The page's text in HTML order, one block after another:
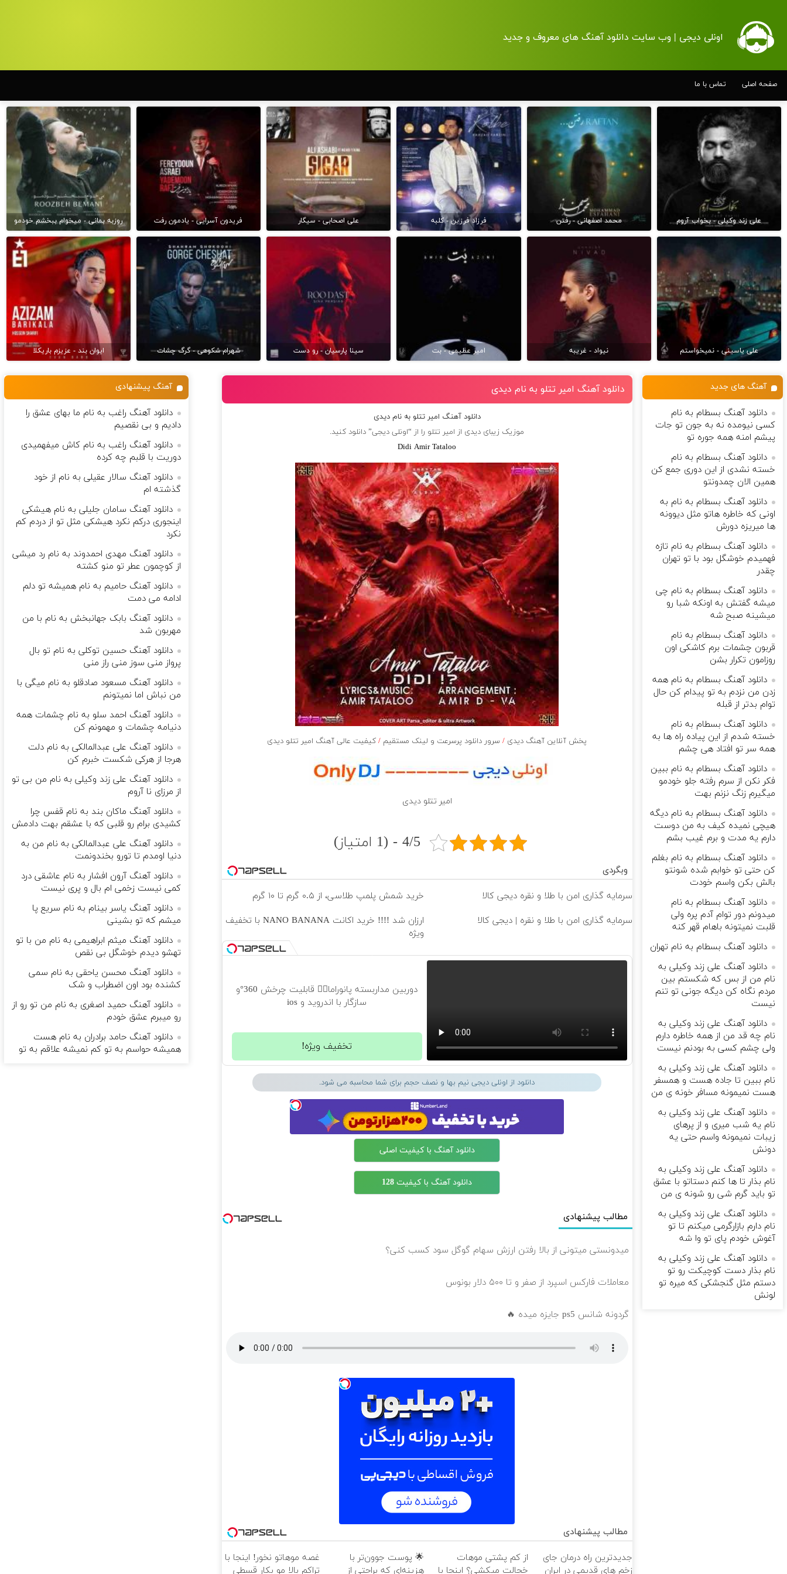
اونلی دیجی | وب سایت دانلود آهنگ های معروف و جدید
صفحه اصلی تماس با ما
علی زند وکیلی - بخواب آروم محمد اصفهانی - رفتن فرزاد فرزین - کلبه علی اصحابی - سیگار فریدون آسرایی - یادمون رفت روزبه بمانی - میخوام ببخشم خودمو
علی یاسینی - نمیخواستم نیواد - غریبه امیر عظیمی - بت سینا پارسیان - رو دست شهرام شکوهی - گرگ چشات ایوان بند - عزیزم باریکلا
دانلود آهنگ امیر تتلو به نام دیدی
دانلود آهنگ امیر تتلو به نام دیدی
موزیک زیبای دیدی از امیر تتلو را از “اونلی دیجی” دانلود کنید.
Didi Amir Tataloo
پخش آنلاین آهنگ دیدی /سرور دانلود پرسرعت و لینک مستقیم /کیفیت عالی آهنگ امیر تتلو دیدی
امیر تتلو دیدی
4/5 - (1 امتیاز)
وبگردی
سرمایه گذاری امن با طلا و نقره دیجی کالا
خرید شمش پلمپ طلاسی، از ۰.۵ گرم تا ۱۰ گرم
سرمایه گذاری امن با طلا و نقره | دیجی کالا
ارزان شد !!!! خرید اکانت NANO BANANA با تخفیف
ویژه
دوربین مداربسته پانوراما👈🏻 قابلیت چرخش 360°و
سازگار با اندروید و ios
تخفیف ویژه!
دانلود از اونلی دیجی نیم بها و نصف حجم برای شما محاسبه می شود.
دانلود آهنگ با کیفیت اصلی
دانلود آهنگ با کیفیت 128
مطالب پیشنهادی
میدونستی میتونی از بالا رفتن ارزش سهام گوگل سود کسب کنی؟
معاملات فارکس اسپرد از صفر و تا ۵۰۰ دلار بونوس
گردونه شانس ps5 جایزه میده 🔥
مطالب پیشنهادی
جدیدترین راه درمان جای
زخم های قدیمی در ایران
از کم پشتی موهات
خجالت میکشی؟ اینجا با
🌟 پوست جوون‌تر با
هزینه‌ای که براحتی از
غصه موهاتو نخور! اینجا با
تراکم بالا مو بکار قسطی
آهنگ های جدید
دانلود آهنگ بسطام به نام
کسی نیومده نه به جون تو جات
پیشم امنه همه جوره تو
دانلود آهنگ بسطام به نام
خسته نشدی از این دوری جمع کن
همین الان چمدونتو
دانلود آهنگ بسطام به نام به
اونی که خاطره هاتو مثل دیوونه
ها میریزه دورش
دانلود آهنگ بسطام به نام تازه
فهمیدم خوشگل بود با تو تهران
چقدر
دانلود آهنگ بسطام به نام چی
میشه گفتش به اونکه شبا رو
میشینه صبح شه
دانلود آهنگ بسطام به نام
قربون چشمات برم کاشکی اون
روزامون تکرار بشن
دانلود آهنگ بسطام به نام همه
زدن من نزدم به تو پیدام کن حال
توام بدتر از قبله
دانلود آهنگ بسطام به نام
خسته شدم از این پیاده راه ها به
همه سر تو افتاد هی چشم
دانلود آهنگ بسطام به نام ببین
فکر نکن از سرم رفته جلو خودمو
میگیرم زنگ نزنم بهت
دانلود آهنگ بسطام به نام دیگه
هیچی نمیده کیف به من دوست
دارم یه مدت و برم غیب بشم
دانلود آهنگ بسطام به نام بغلم
کن حتی تو خوابم شده شونتو
بالش بکن واسم خودت
دانلود آهنگ بسطام به نام
میدونم دور توام آدم پره ولی
قلبت نمیتونه باهام قهر کنه
دانلود آهنگ بسطام به نام تهران
دانلود آهنگ علی زند وکیلی به
نام من از بس كه شكستم بین
مردم نگاه كن دیگه جونى تو تنم
نیست
دانلود آهنگ علی زند وکیلی به
نام چه قد من از همه خاطره دارم
ولی چشم كسی به بودنم نیست
دانلود آهنگ علی زند وکیلی به
نام ببین تا جاده هست و همسفر
هست نمیمونه مسافر خونه ی من
دانلود آهنگ علی زند وکیلی به
نام یه شب میرى و از پرهای
زيبات نمیمونه واسم حتی یه
دونش
دانلود آهنگ علی زند وکیلی به
نام بذار تا ها كنم دستاتو با عشق
تو باید گرم شی رو شونه ى من
دانلود آهنگ علی زند وکیلی به
نام دارم بازارگرمی میكنم تا تو
آغوش خودم پای تو وا شه
دانلود آهنگ علی زند وکیلی به
نام بذار دست كوچیكت رو تو
دستم مثل گنجشكی كه میره تو
لونش
آهنگ پیشنهادی
دانلود آهنگ راغب به نام ما بهای عشق را
دادیم و بی نقصیم
دانلود آهنگ راغب به نام کاش میفهمیدی
دوریت با قلبم چه کرده
دانلود آهنگ سالار عقیلی به نام از خود
گذشته ام
دانلود آهنگ سامان جلیلی به نام هیشکی
اینجوری درکم نکرد هیشکی مثل تو از دردم کم
نکرد
دانلود آهنگ مهدی احمدوند به نام رد میشی
از کوچمون عطر تو منو کشته
دانلود آهنگ حامیم به نام ﻫﻤﻴﺸﻪ ﺗﻮ دﻟﻢ
اداﻣﻪ ﻣﻰ دﻣﺖ
دانلود آهنگ بابک جهانبخش به نام با من
مهربون شد
دانلود آهنگ حسین توکلی به نام تو بال
پرواز منی سوز منی راز منی
دانلود آهنگ مسعود صادقلو به نام میگی با
من نباش اما نمیتونم
دانلود آهنگ احمد سلو به نام چشمات همه
دنیامه چشمات و مهمونم کن
دانلود آهنگ علی عبدالمالکی به نام دلت
هرجا از هرکی شکست خبرم کن
دانلود آهنگ علی زند وکیلی به نام من بی تو
از مرزای نا آروم
دانلود آهنگ ماکان بند به نام قفس چرا
کشیدی برام رو قلبی که با عشقم بهت دادمش
دانلود آهنگ علی عبدالمالکی به نام من به
دنیا اومدم تا تورو‌ بخندونمت
دانلود آهنگ آرون افشار به نام عاشقی درد
کمی نیست زخمی ام بال و پری نیست
دانلود آهنگ یاسر بینام به نام سریع پا
میشم که تو بشینی
دانلود آهنگ میثم ابراهیمی به نام من با تو
تهشو دیدم خوشگل بی نقص
دانلود آهنگ محسن یاحقی به نام سمی
کشنده بود اون اضطراب و شک
دانلود آهنگ حمید اصغری به نام من تو رو از
رو میبرم عشق خودم
دانلود آهنگ حامد برادران به نام هست
همیشه حواسم به تو کم نمیشه علاقم به تو